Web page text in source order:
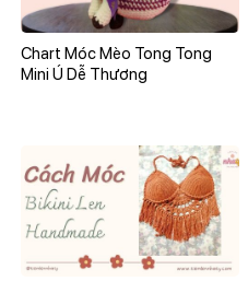
Chart Móc Mèo Tong Tong
Mini Ú Dễ Thương